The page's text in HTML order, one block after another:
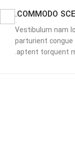
COMMODO
Vestibulum nam
parturient
aptent torquent